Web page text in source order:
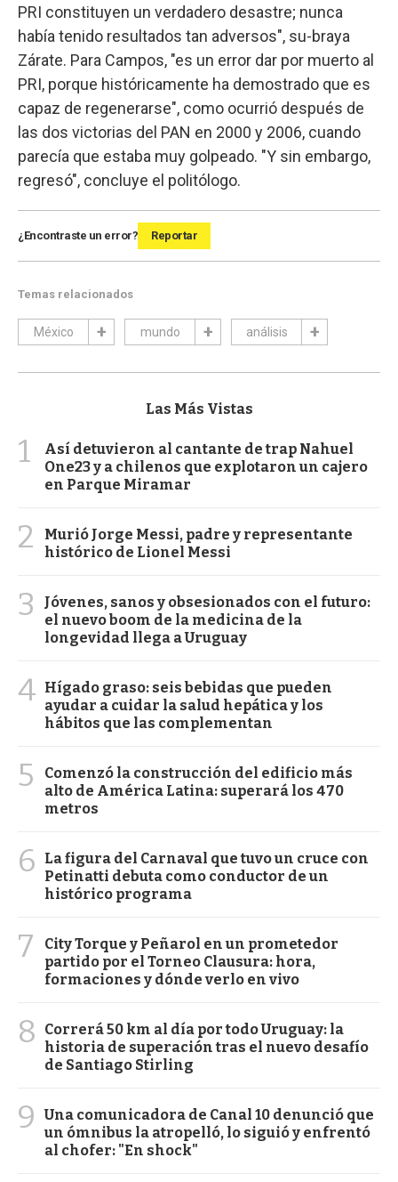
PRI constituyen un verdadero desastre; nunca
había tenido resultados tan adversos", su-braya
Zárate. Para Campos, "es un error dar por muerto al
PRI, porque históricamente ha demostrado que es
capaz de regenerarse", como ocurrió después de
las dos victorias del PAN en 2000 y 2006, cuando
parecía que estaba muy golpeado. "Y sin embargo,
regresó", concluye el politólogo.
¿Encontraste un error? Reportar
Temas relacionados
México mundo análisis
Las Más Vistas
1
Así detuvieron al cantante de trap Nahuel
One23 y a chilenos que explotaron un cajero
en Parque Miramar
2
Murió Jorge Messi, padre y representante
histórico de Lionel Messi
3
Jóvenes, sanos y obsesionados con el futuro:
el nuevo boom de la medicina de la
longevidad llega a Uruguay
4 Hígado graso: seis bebidas que pueden
ayudar a cuidar la salud hepática y los
hábitos que las complementan
5
Comenzó la construcción del edificio más
alto de América Latina: superará los 470
metros
6
La figura del Carnaval que tuvo un cruce con
Petinatti debuta como conductor de un
histórico programa
7
City Torque y Peñarol en un prometedor
partido por el Torneo Clausura: hora,
formaciones y dónde verlo en vivo
8
Correrá 50 km al día por todo Uruguay: la
historia de superación tras el nuevo desafío
de Santiago Stirling
9
Una comunicadora de Canal 10 denunció que
un ómnibus la atropelló, lo siguió y enfrentó
al chofer: "En shock"